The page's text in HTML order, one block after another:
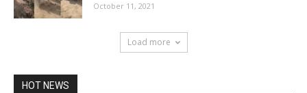
October 11, 2021
Load more
HOT NEWS